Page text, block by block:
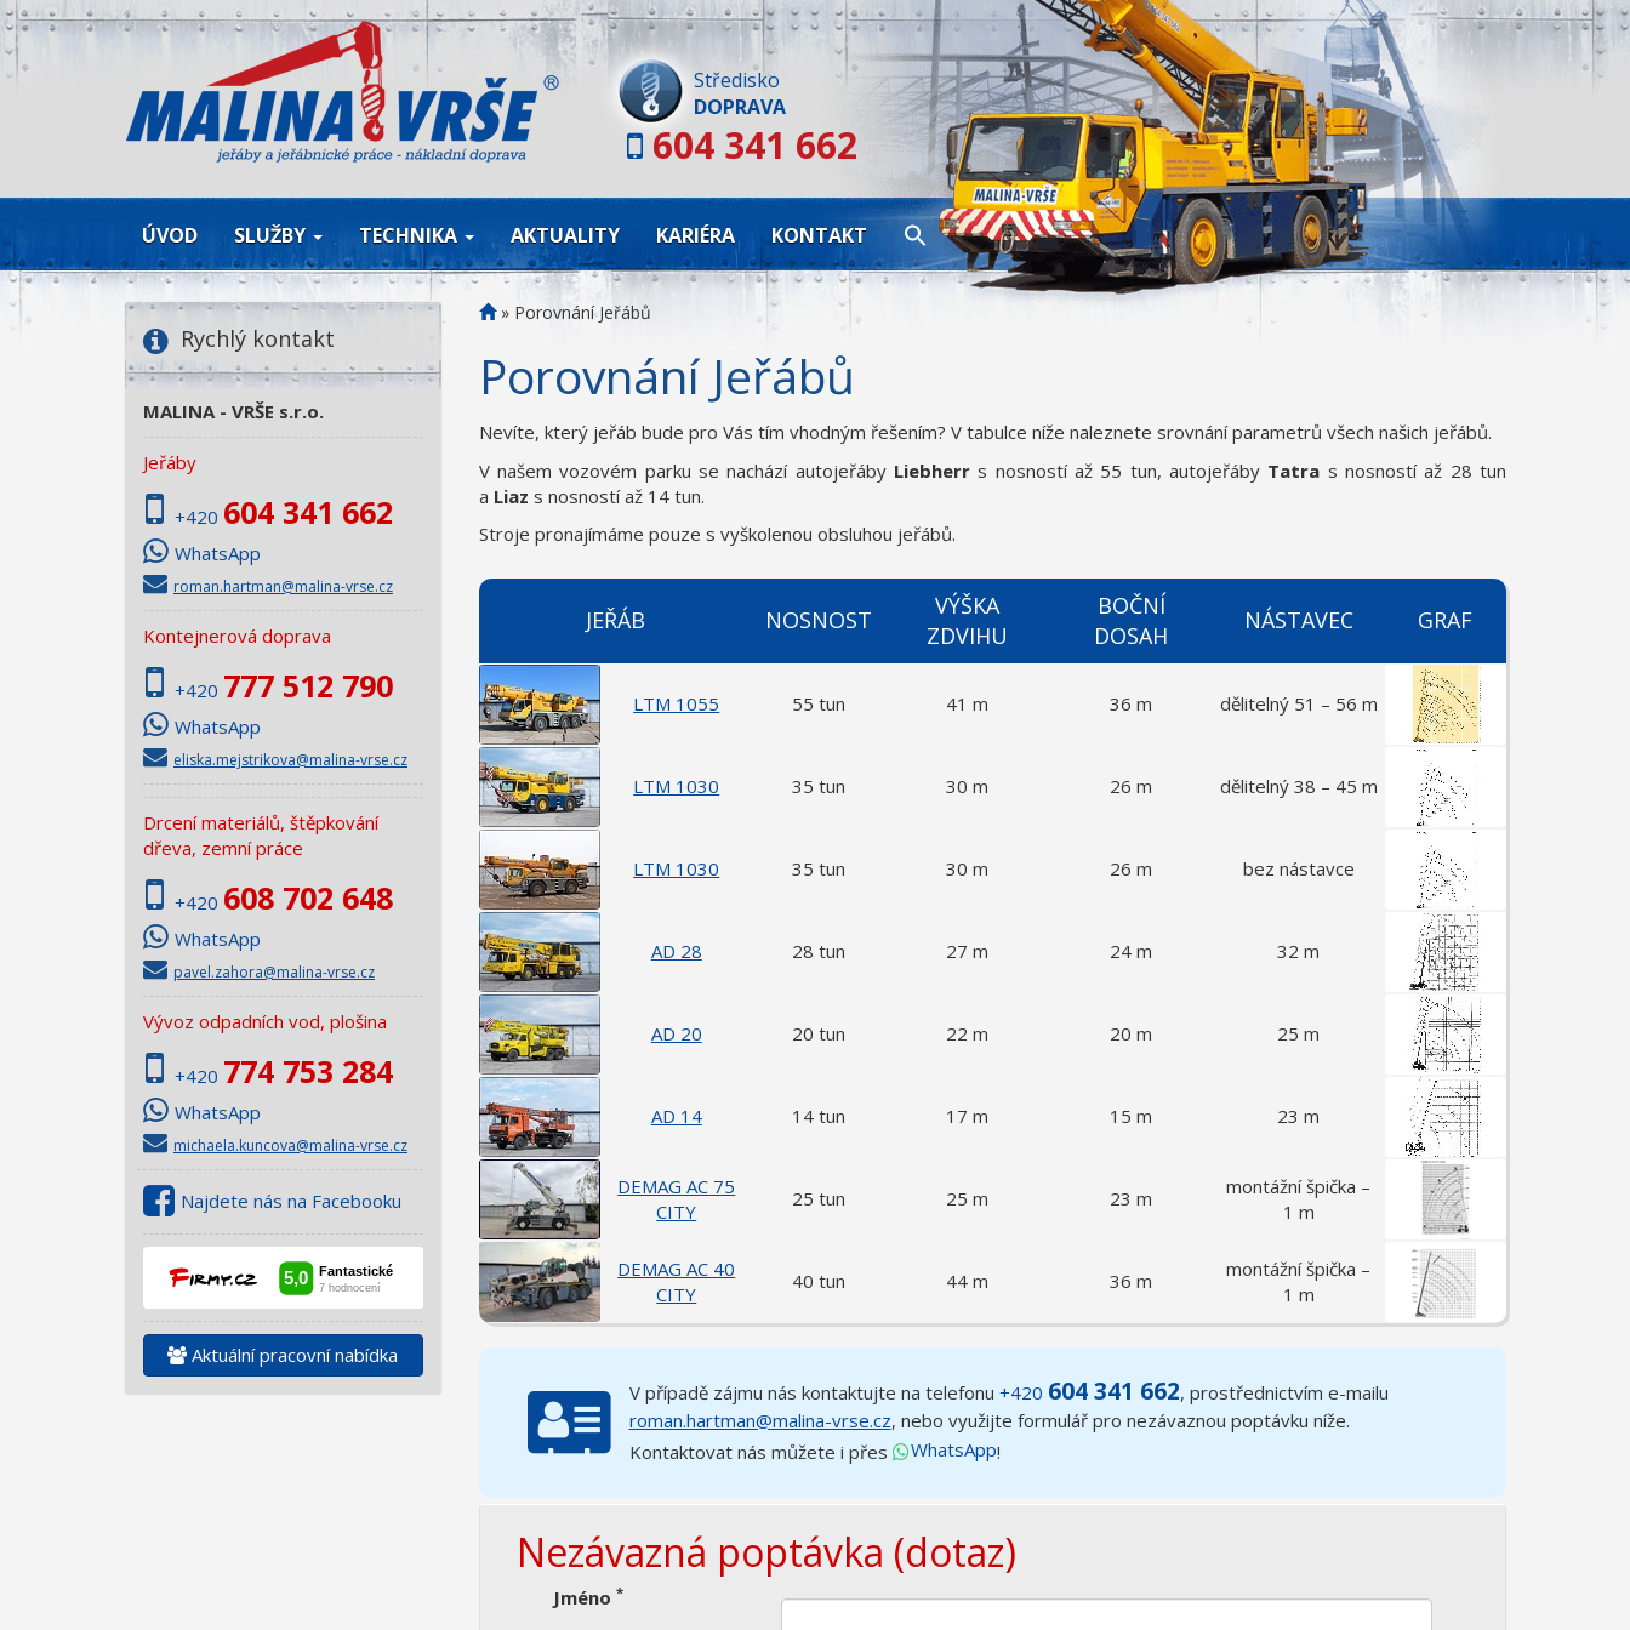
Středisko
DOPRAVA
604 341 662
Skip
to
content
ÚVOD SLUŽBY TECHNIKA AKTUALITY KARIÉRA KONTAKT
Rychlý kontakt
MALINA - VRŠE s.r.o.
Jeřáby
+420 604 341 662
WhatsApp
roman.hartman@malina-vrse.cz
Kontejnerová doprava
+420 777 512 790
WhatsApp
eliska.mejstrikova@malina-vrse.cz
Drcení materiálů, štěpkování
dřeva, zemní práce
+420 608 702 648
WhatsApp
pavel.zahora@malina-vrse.cz
Vývoz odpadních vod, plošina
+420 774 753 284
WhatsApp
michaela.kuncova@malina-vrse.cz
Najdete nás na Facebooku
Aktuální pracovní nabídka
» Porovnání Jeřábů
Porovnání Jeřábů
Nevíte, který jeřáb bude pro Vás tím vhodným řešením? V tabulce níže naleznete srovnání parametrů všech našich jeřábů.
V našem vozovém parku se nachází autojeřáby Liebherrs nosností až 55 tun, autojeřáby Tatra s nosností až 28 tun
a Liaz s nosností až 14 tun.
Stroje pronajímáme pouze s vyškolenou obsluhou jeřábů.
JEŘÁB NOSNOST
VÝŠKA
ZDVIHU
BOČNÍ
DOSAH
NÁSTAVEC GRAF
LTM 1055 55 tun 41 m 36 m dělitelný 51 – 56 m
LTM 1030 35 tun 30 m 26 m dělitelný 38 – 45 m
LTM 1030 35 tun 30 m 26 m bez nástavce
AD 28 28 tun 27 m 24 m 32 m
AD 20 20 tun 22 m 20 m 25 m
AD 14 14 tun 17 m 15 m 23 m
DEMAG AC 75
CITY
25 tun 25 m 23 m
montážní špička –
1 m
DEMAG AC 40
CITY
40 tun 44 m 36 m
montážní špička –
1 m
V případě zájmu nás kontaktujte na telefonu +420 604 341 662, prostřednictvím e-mailu
roman.hartman@malina-vrse.cz, nebo využijte formulář pro nezávaznou poptávku níže.
Kontaktovat nás můžete i přes
WhatsApp!
Nezávazná poptávka (dotaz)
Jméno *